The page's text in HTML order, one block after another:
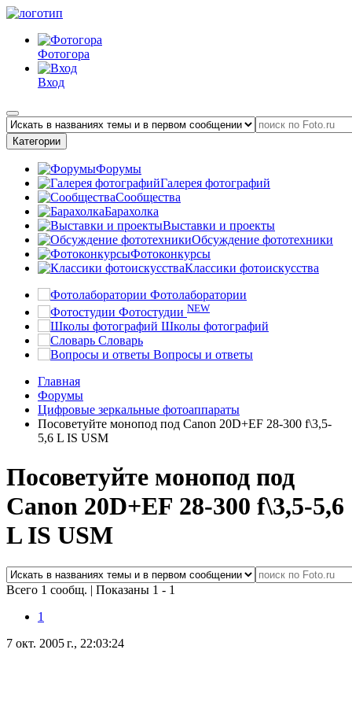
Фотогора
Вход
Категории
Форумы
Галерея фотографий
Сообщества
Барахолка
Выставки и проекты
Обсуждение фототехники
Фотоконкурсы
Классики фотоискусства
Фотолаборатории
Фотостудии NEW
Школы фотографий
Словарь
Вопросы и ответы
Главная
Форумы
Цифровые зеркальные фотоаппараты
Посоветуйте монопод под Canon 20D+EF 28-300 f\3,5-
5,6 L IS USM
Посоветуйте монопод под
Canon 20D+EF 28-300 f\3,5-5,6
L IS USM
Всего 1 сообщ. | Показаны 1 - 1
1
7 окт. 2005 г., 22:03:24